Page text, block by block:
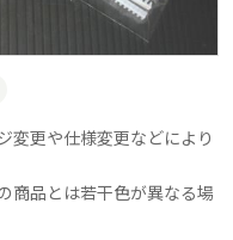
変更や仕様変更などにより
商品とは若干色が異なる場